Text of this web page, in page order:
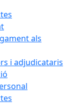
als
i adjudicataris